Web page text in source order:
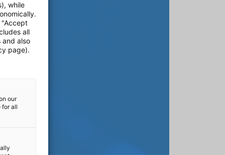
while
"Accept
all
and also
page).
our
for all